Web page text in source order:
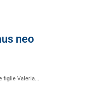
neo
figlie Valeria...